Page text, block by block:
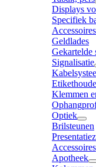
Displays
Specifiek
Geldlades
Gekartelde
Signalisatie
Klemmen
Optiek
Brilsteunen
Accessoires
Apotheek